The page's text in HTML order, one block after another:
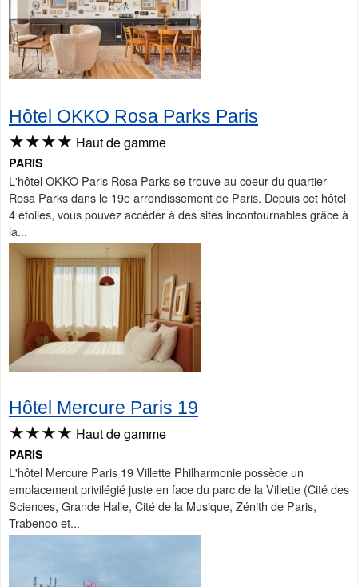
Hôtel OKKO Rosa Parks Paris
★★★★ Haut de gamme
PARIS
L'hôtel OKKO Paris Rosa Parks se trouve au coeur du quartier
Rosa Parks dans le 19e arrondissement de Paris. Depuis cet hôtel
4 étoiles, vous pouvez accéder à des sites incontournables grâce à
la...
Hôtel Mercure Paris 19
★★★★ Haut de gamme
PARIS
L'hôtel Mercure Paris 19 Villette Philharmonie possède un
emplacement privilégié juste en face du parc de la Villette (Cité des
Sciences, Grande Halle, Cité de la Musique, Zénith de Paris,
Trabendo et...